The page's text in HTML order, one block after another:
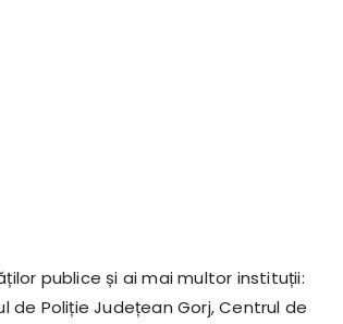
publice și ai mai multor instituții:
de Poliție Județean Gorj, Centrul de